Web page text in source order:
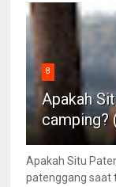
8
Apakah
camping?
Apakah Situ
patenggang saat